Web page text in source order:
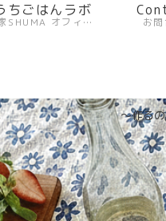
〜作る
ちごはんラボ
料理研究家SHUMA オフィシャルサイト お